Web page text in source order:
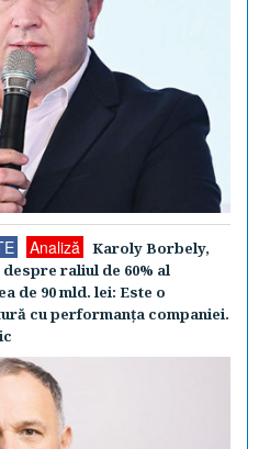
Analiză
Karoly Borbely,
raliul de 60% al
de 90 mld. lei: Este o
cu performanţa companiei.